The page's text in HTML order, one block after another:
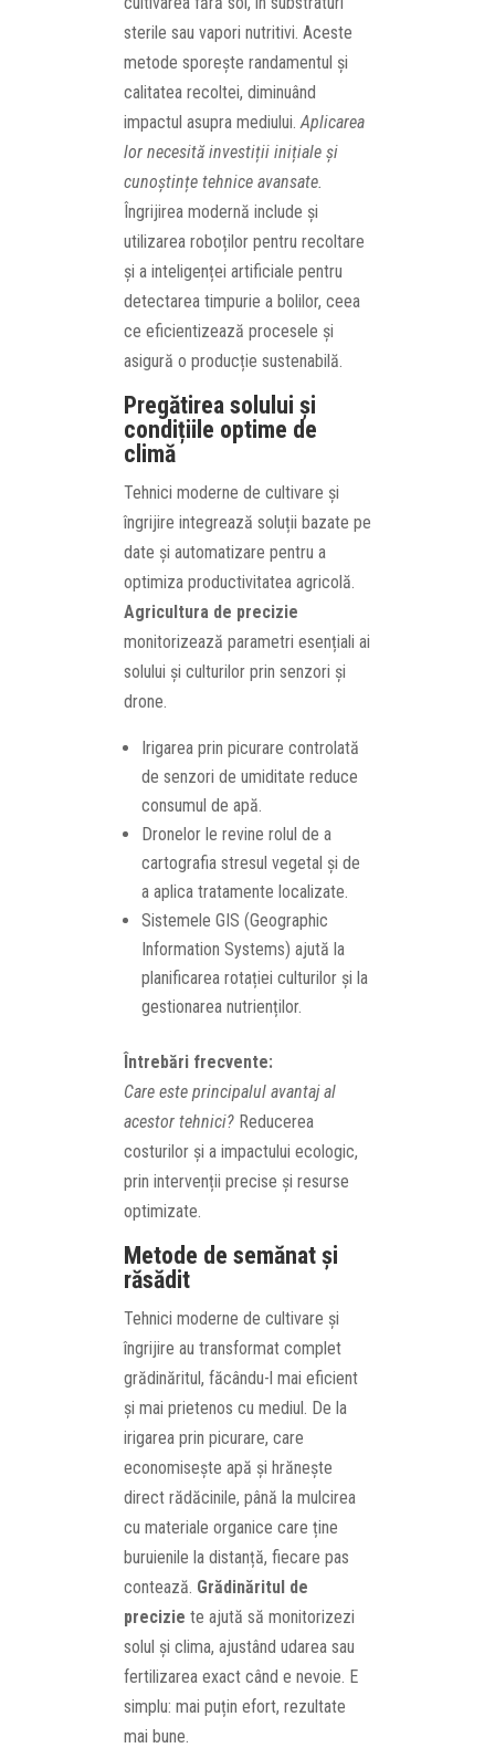
sterile sau vapori nutritivi. Aceste
metode sporește randamentul și
calitatea recoltei, diminuând
impactul asupra mediului. Aplicarea
lor necesită investiții inițiale și
cunoștințe tehnice avansate.
Îngrijirea modernă include și
utilizarea roboților pentru recoltare
și a inteligenței artificiale pentru
detectarea timpurie a bolilor, ceea
ce eficientizează procesele și
asigură o producție sustenabilă.
Pregătirea solului și
condițiile optime de
climă
Tehnici moderne de cultivare și
îngrijire integrează soluții bazate pe
date și automatizare pentru a
optimiza productivitatea agricolă.
Agricultura de precizie
monitorizează parametri esențiali ai
solului și culturilor prin senzori și
drone.
Irigarea prin picurare controlată
de senzori de umiditate reduce
consumul de apă.
Dronelor le revine rolul de a
cartografia stresul vegetal și de
a aplica tratamente localizate.
Sistemele GIS (Geographic
Information Systems) ajută la
planificarea rotației culturilor și la
gestionarea nutrienților.
Întrebări frecvente:
Care este principalul avantaj al
acestor tehnici? Reducerea
costurilor și a impactului ecologic,
prin intervenții precise și resurse
optimizate.
Metode de semănat și
răsădit
Tehnici moderne de cultivare și
îngrijire au transformat complet
grădinăritul, făcându-l mai eficient
și mai prietenos cu mediul. De la
irigarea prin picurare, care
economisește apă și hrănește
direct rădăcinile, până la mulcirea
cu materiale organice care ține
buruienile la distanță, fiecare pas
contează. Grădinăritul de
precizie te ajută să monitorizezi
solul și clima, ajustând udarea sau
fertilizarea exact când e nevoie. E
simplu: mai puțin efort, rezultate
mai bune.